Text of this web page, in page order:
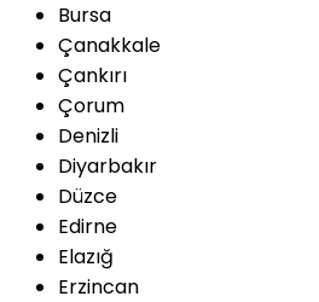
Bursa
Çanakkale
Çankırı
Çorum
Denizli
Diyarbakır
Düzce
Edirne
Elazığ
Erzincan